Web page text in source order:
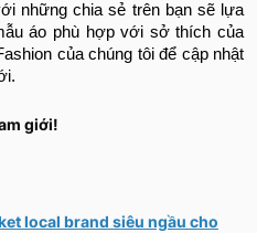
những chia sẻ trên bạn sẽ lựa
áo phù hợp với sở thích của
của chúng tôi để cập nhật
giới!
local brand siêu ngầu cho